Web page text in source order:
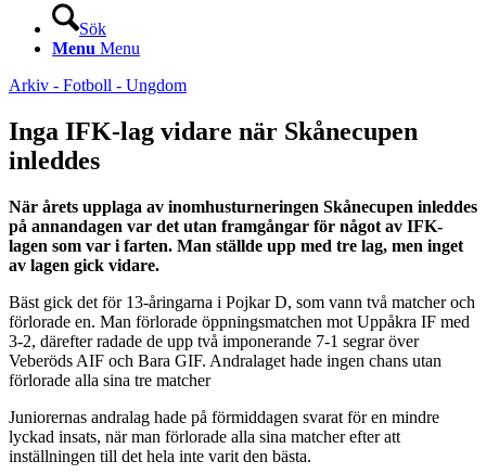
Sök
Menu Menu
Arkiv - Fotboll - Ungdom
Inga IFK-lag vidare när Skånecupen
inleddes
När årets upplaga av inomhusturneringen Skånecupen inleddes
på annandagen var det utan framgångar för något av IFK-
lagen som var i farten. Man ställde upp med tre lag, men inget
av lagen gick vidare.
Bäst gick det för 13-åringarna i Pojkar D, som vann två matcher och
förlorade en. Man förlorade öppningsmatchen mot Uppåkra IF med
3-2, därefter radade de upp två imponerande 7-1 segrar över
Veberöds AIF och Bara GIF. Andralaget hade ingen chans utan
förlorade alla sina tre matcher
Juniorernas andralag hade på förmiddagen svarat för en mindre
lyckad insats, när man förlorade alla sina matcher efter att
inställningen till det hela inte varit den bästa.